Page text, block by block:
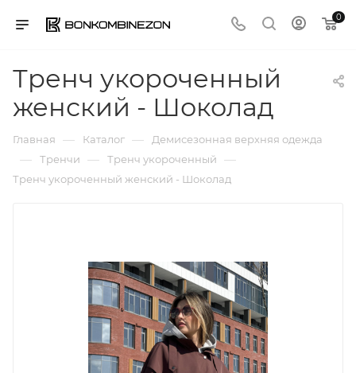
0
Тренч укороченный
женский - Шоколад
Главная — Каталог — Демисезонная верхняя одежда
— Тренчи — Тренч укороченный —
Тренч укороченный женский - Шоколад